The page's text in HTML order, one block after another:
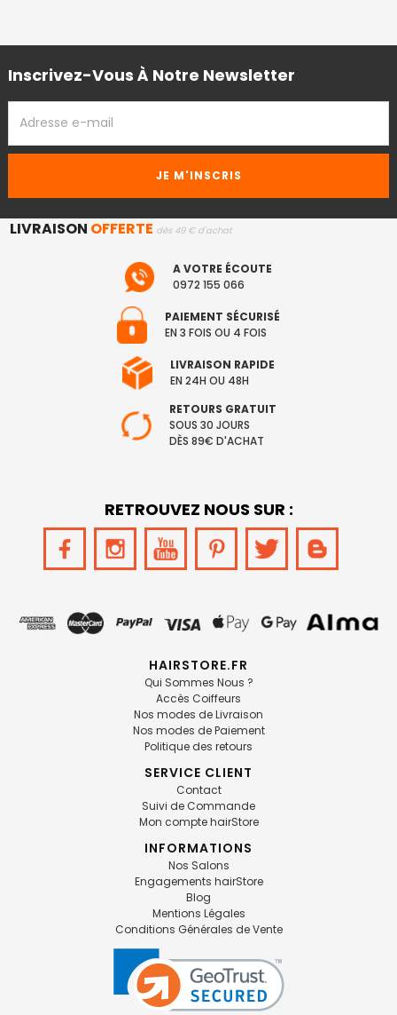
Inscrivez-Vous À Notre Newsletter
EMAIL
LIVRAISON OFFERTE dès 49 € d'achat
A VOTRE ÉCOUTE
0972 155 066
PAIEMENT SÉCURISÉ
EN 3 FOIS OU 4 FOIS
LIVRAISON RAPIDE
EN 24H OU 48H
RETOURS GRATUIT
SOUS 30 JOURS
DÈS 89€ D'ACHAT
RETROUVEZ NOUS SUR :
HAIRSTORE.FR
Qui Sommes Nous ?
Accès Coiffeurs
Nos modes de Livraison
Nos modes de Paiement
Politique des retours
SERVICE CLIENT
Contact
Suivi de Commande
Mon compte hairStore
INFORMATIONS
Nos Salons
Engagements hairStore
Blog
Mentions Légales
Conditions Générales de Vente